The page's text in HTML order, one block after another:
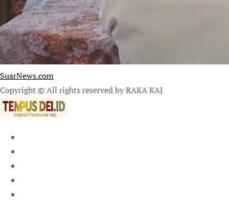
SuarNews.com
Copyright © All rights reserved by RAKA KAJ